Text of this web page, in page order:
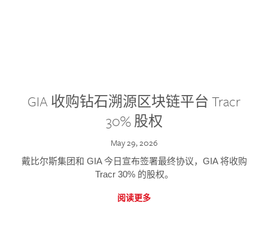
GIA 收购钻石溯源区块链平台 Tracr
30% 股权
May 29, 2026
戴比尔斯集团和 GIA 今日宣布签署最终协议，GIA 将收购
Tracr 30% 的股权。
阅读更多